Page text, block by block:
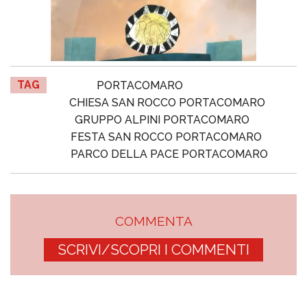
TAG
PORTACOMARO
CHIESA SAN ROCCO PORTACOMARO
GRUPPO ALPINI PORTACOMARO
FESTA SAN ROCCO PORTACOMARO
PARCO DELLA PACE PORTACOMARO
COMMENTA
SCRIVI/SCOPRI I COMMENTI